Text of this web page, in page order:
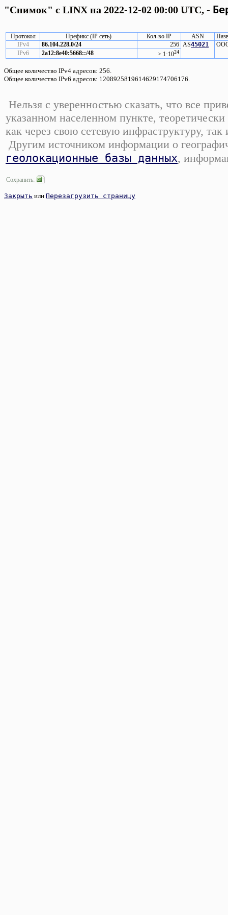
"Снимок" с LINX на 2022-12-02 00:00 UTC, -
Протокол Префикс (IP сеть) Кол-во IP ASN
IPv4
86.104.228.0/24 256 AS45021
ООО
IPv6
2a12:8e40:5668::/48 > 1·1024
Общее количество IPv4 адресов: 256.
Общее количество IPv6 адресов: 1208925819614629174706176.
Нельзя с уверенностью сказать, что все
указанном населенном пункте,
как через свою сетевую инфраструктуру,
Другим источником информации о
геолокационные базы данных,
Сохранить:
Закрыть или Перезагрузить страницу